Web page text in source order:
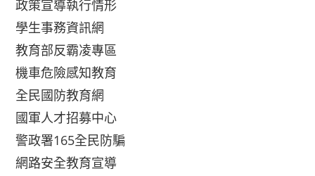
政策宣導執行情形
學生事務資訊網
教育部反霸凌專區
機車危險感知教育
全民國防教育網
國軍人才招募中心
警政署165全民防騙
網路安全教育宣導